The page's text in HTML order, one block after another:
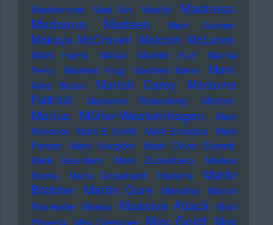
Macklemore
Mad Sin Madlib
Madness
Madonna
Madsen Main Source
Makaya McCraven Malcolm McLaren
Malik Harris Malva Mambo Kurt
Mamie
Perry
Manfred Krug Manfred Mann Mani
Marc Bolan Mariah Carey
Marianne
Faithfull
Marianne Rosenberg Marilyn
Marius Müller-Westernhagen
Mark
Benecke Mark E Smith Mark Ernestus Mark
Forster
Mark Knopfler
Mark Oliver Everett
Mark Saunders
Mark Zuckerberg
Markus
Kavka
Marlo Grosshardt Marteria
Martin
Böttcher Martin Gore Marusha
Marvin
Rainwater Massiv Massive Attack Mavi
Max Goldt